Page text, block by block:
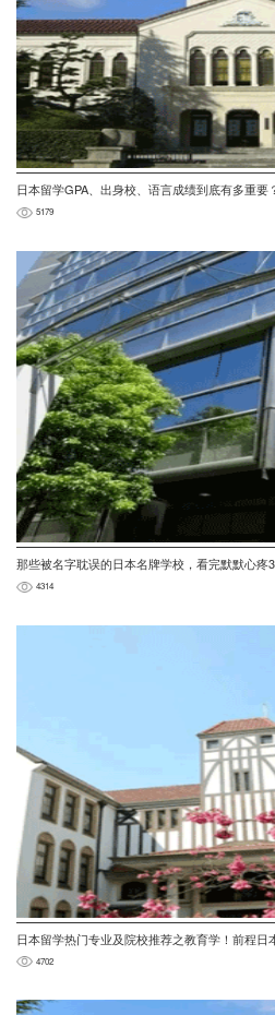
日本留学GPA、出身校、语言成绩到底有多重要
5179
那些被名字耽误的日本名牌学校，看完默默心
4314
日本留学热门专业及院校推荐之教育学！前程日
4702